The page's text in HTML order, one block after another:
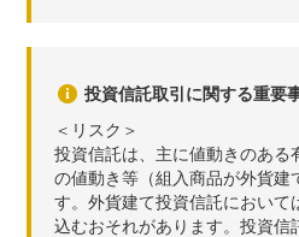
投資信託取引に関する重要
＜リスク＞
投資信託は、主に値動きのあ
の値動き等（組入商品が外貨
す。外貨建て投資信託におい
込むおそれがあります。投資